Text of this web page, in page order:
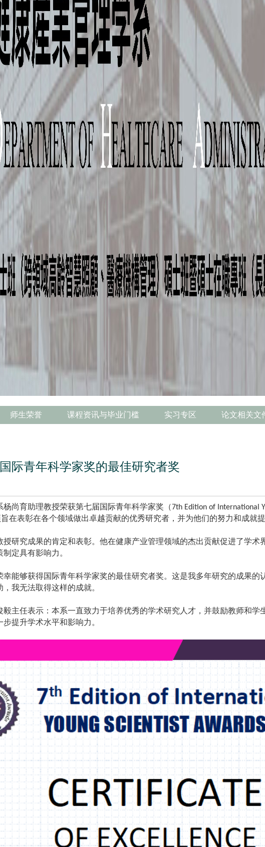
师生荣誉 课程资讯与毕业门槛 实习专区 论文相关文
际青年科学家奖的最佳研究者奖
尚育助理教授荣获第七届国际青年科学家奖（7th Edition of International
在表彰在各个领域做出卓越贡献的优秀研究者，并为他们的努力和成就提
研究成果的肯定和表彰。他在健康产业管理领域的杰出贡献促进了学
定具有影响力。
能够获得国际青年科学家奖的最佳研究者奖。这是我多年研究的成果
我无法取得这样的成就。
主任表示：本系一直致力于培养优秀的学术研究人才，并鼓励教师和
提升学术水平和影响力。